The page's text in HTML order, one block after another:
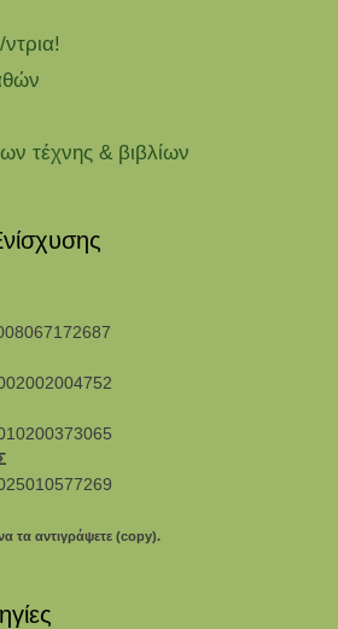
τέχνης & βιβλίων
τα αντιγράψετε (copy).